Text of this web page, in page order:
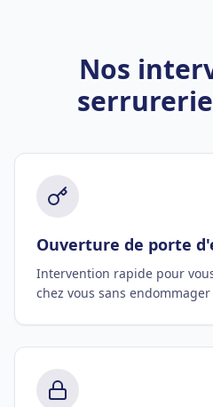
Nos
Ouverture de porte
Intervention rapide pour
chez vous sans